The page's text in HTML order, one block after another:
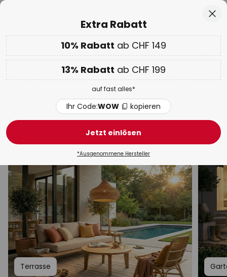
Nur
02D 03H 06M 46S
10% ab CHF 149 & 13% ab CHF 199 extraauf fast alles
Code:WOW kopieren
WOW Week:Bis zu -70%
Aussenleuchten Eckig
Wege & Poller
Terrasse
Extra Rabatt
10% Rabatt ab CHF 149
13% Rabatt ab CHF 199
auf fast alles*
Ihr Code:WOW kopieren
Jetzt einlösen
*Ausgenommene Hersteller